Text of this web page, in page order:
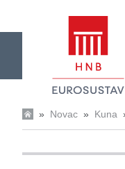
» Novac » Kuna